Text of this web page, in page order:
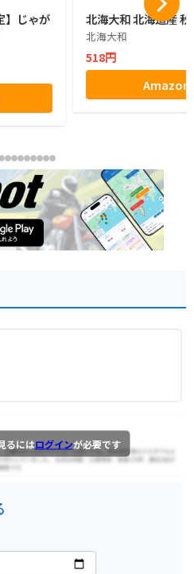
】じゃが
北海大和 北海道産
北海大和
518円
Amazon
るにはログインが必要です